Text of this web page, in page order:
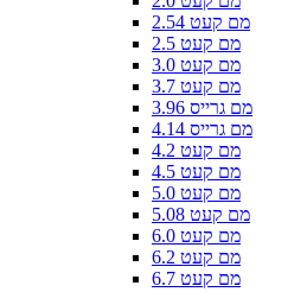
2.54 מם קעט
2.5 מם קעט
3.0 מם קעט
3.7 מם קעט
3.96 מם גרייס
4.14 מם גרייס
4.2 מם קעט
4.5 מם קעט
5.0 מם קעט
5.08 מם קעט
6.0 מם קעט
6.2 מם קעט
6.7 מם קעט